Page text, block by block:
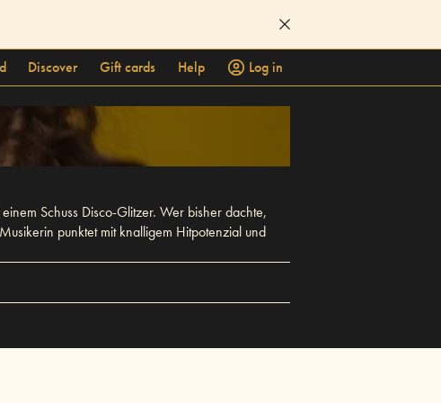
Discover Gift cards Help
Log in
Schuss Disco-Glitzer. Wer bisher dachte,
punktet mit knalligem Hitpotenzial und